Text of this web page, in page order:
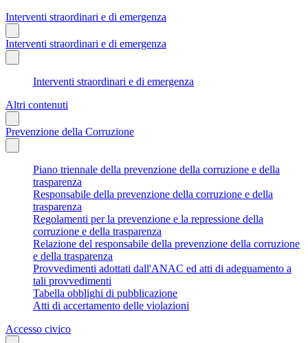
Interventi straordinari e di emergenza
Interventi straordinari e di emergenza
Interventi straordinari e di emergenza
Altri contenuti
Prevenzione della Corruzione
Piano triennale della prevenzione della corruzione e della
trasparenza
Responsabile della prevenzione della corruzione e della
trasparenza
Regolamenti per la prevenzione e la repressione della
corruzione e della trasparenza
Relazione del responsabile della prevenzione della corruzione
e della trasparenza
Provvedimenti adottati dall'ANAC ed atti di adeguamento a
tali provvedimenti
Tabella obblighi di pubblicazione
Atti di accertamento delle violazioni
Accesso civico